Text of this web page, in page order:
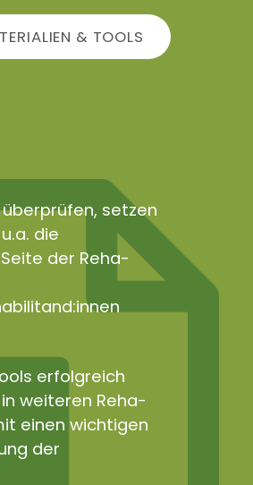
& TOOLS
setzen
die
der Reha-
erfolgreich
weiteren Reha-
einen wichtigen
der